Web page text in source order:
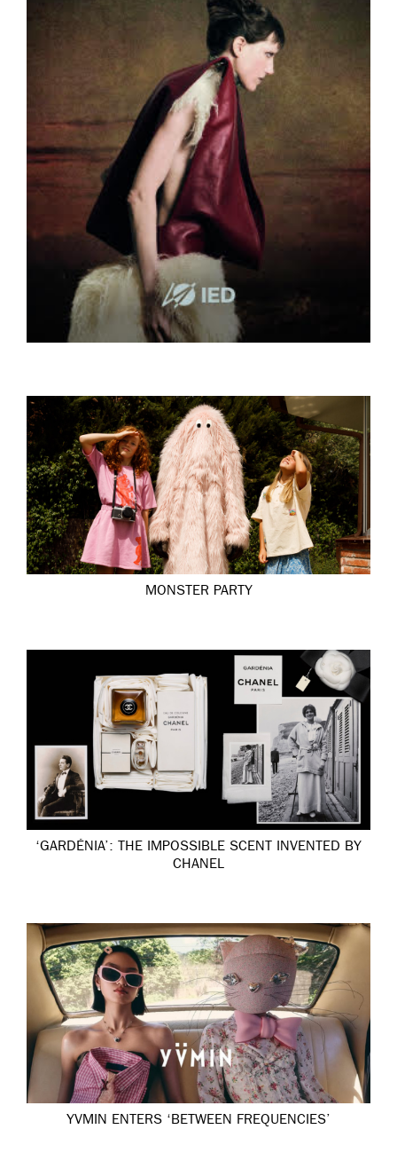
MONSTER PARTY
‘GARDÉNIA’: THE IMPOSSIBLE SCENT INVENTED BY
CHANEL
YVMIN ENTERS ‘BETWEEN FREQUENCIES’